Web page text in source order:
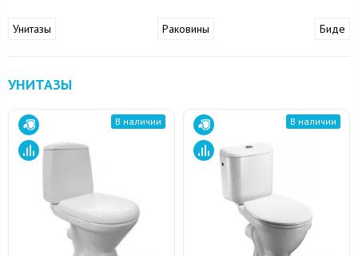
Унитазы Раковины Биде
УНИТАЗЫ
В наличии В наличии